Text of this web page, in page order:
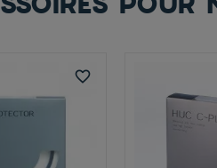
favorite_border